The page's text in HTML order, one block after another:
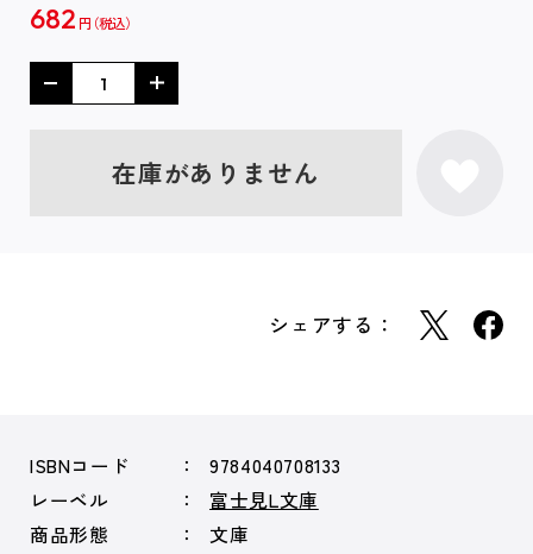
682 円
在庫がありません
シェアする：
ISBNコード
9784040708133
レーベル
富士見L文庫
商品形態
文庫